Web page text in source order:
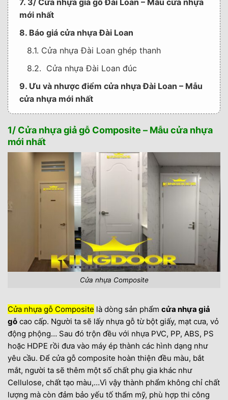
7. 3/ Cửa nhựa giả gỗ Đài Loan – Mẫu cửa nhựa
mới nhất
8. Báo giá cửa nhựa Đài Loan
8.1. Cửa nhựa Đài Loan ghép thanh
8.2. Cửa nhựa Đài Loan đúc
9. Ưu và nhược điểm cửa nhựa Đài Loan – Mẫu
cửa nhựa mới nhất
10. Thông tin liên hệ mua cửa – Mẫu cửa nhựa
mới nhất
11. THÔNG TIN NHÀ CUNG CẤP
1/ Cửa nhựa giả gỗ Composite – Mẫu cửa nhựa
mới nhất
Cửa nhựa Composite
Cửa nhựa gỗ Composite là dòng sản phẩm cửa nhựa giả
gỗ cao cấp. Người ta sẽ lấy nhựa gỗ từ bột giấy, mạt cưa, vỏ
động phộng… Sau đó trộn đều với nhựa PVC, PP, ABS, PS
hoặc HDPE rồi đưa vào máy ép thành các hình dạng như
yêu cầu. Để cửa gỗ composite hoàn thiện đều màu, bắt
mắt, người ta sẽ thêm một số chất phụ gia khác như
Cellulose, chất tạo màu,…Vì vậy thành phẩm không chỉ chất
lượng mà còn đảm bảo yếu tố thẩm mỹ, phù hợp thi công